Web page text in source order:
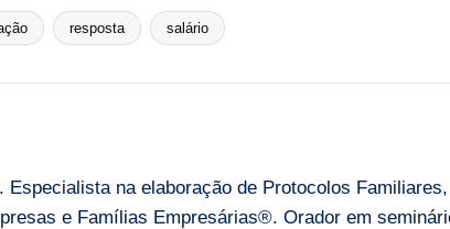
resposta salário
na elaboração de Protocolos
e Famílias Empresárias®. Orador em